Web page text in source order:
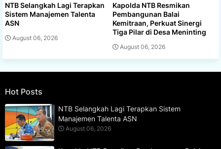
NTB Selangkah Lagi Terapkan
Sistem Manajemen Talenta
ASN
August 06, 2026
Kapolda NTB Resmikan
Pembangunan Balai
Kemitraan, Perkuat Sinergi
Tiga Pilar di Desa Meninting
August 06, 2026
Hot Posts
NTB Selangkah Lagi Terapkan Sistem
Manajemen Talenta ASN
August 06, 2026